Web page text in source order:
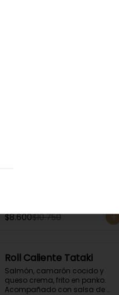
$8.600$10.750
Roll Caliente Tataki
Salmón, camarón cocido y
queso crema, frito en panko.
Acompañado con salsa de